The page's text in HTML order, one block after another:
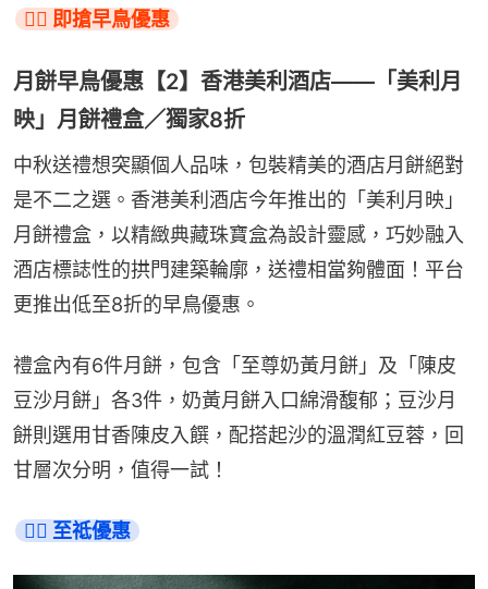
👉🏻 即搶早鳥優惠
月餅早鳥優惠【2】香港美利酒店——「美利月
映」月餅禮盒／獨家8折
中秋送禮想突顯個人品味，包裝精美的酒店月餅絕對
是不二之選。香港美利酒店今年推出的「美利月映」
月餅禮盒，以精緻典藏珠寶盒為設計靈感，巧妙融入
酒店標誌性的拱門建築輪廓，送禮相當夠體面！平台
更推出低至8折的早鳥優惠。
禮盒內有6件月餅，包含「至尊奶黃月餅」及「陳皮
豆沙月餅」各3件，奶黃月餅入口綿滑馥郁；豆沙月
餅則選用甘香陳皮入饌，配搭起沙的溫潤紅豆蓉，回
甘層次分明，值得一試！
👉🏻 至祗優惠